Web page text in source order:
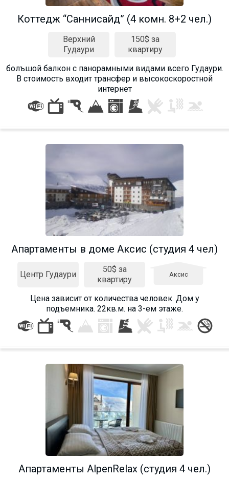
Коттедж “Саннисайд” (4 комн. 8+2 чел.)
Верхний
Гудаури
150$ за
квартиру
болъшой балкон с панорамными видами всего Гудаури.
В стоимость входит трансфер и высокоскоростной
интернет
Апартаменты в доме Аксис (студия 4 чел)
Центр Гудаури
50$ за
квартиру
Аксис
Цена зависит от количества человек. Дом у
подъемника. 22кв.м. на 3-ем этаже.
Aпартаменты AlpenRelax (студия 4 чел.)